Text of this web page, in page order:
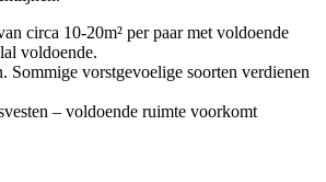
circa 10-20m² per paar met voldoende
voldoende.
Sommige vorstgevoelige soorten verdienen
– voldoende ruimte voorkomt